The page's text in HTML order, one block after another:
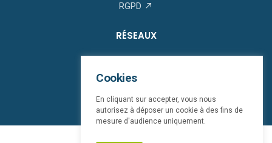
RGPD
RÉSEAUX
Cookies
En cliquant sur accepter, vous nous
autorisez à déposer un cookie à des fins de
mesure d'audience uniquement.